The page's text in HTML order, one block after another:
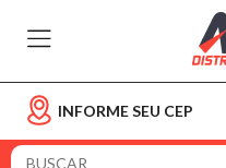
INFORME SEU CEP